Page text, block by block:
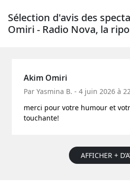
Sélection d'avis des
Omiri - Radio Nova, la
Akim Omiri
Par Yasmina B. - 4 juin 2026 à
merci pour votre humour et
touchante!
AFFICHER +